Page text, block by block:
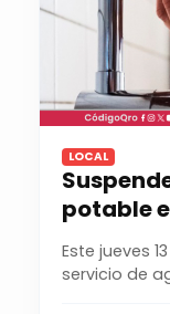
LOCAL
potable
Este jueves
servicio de